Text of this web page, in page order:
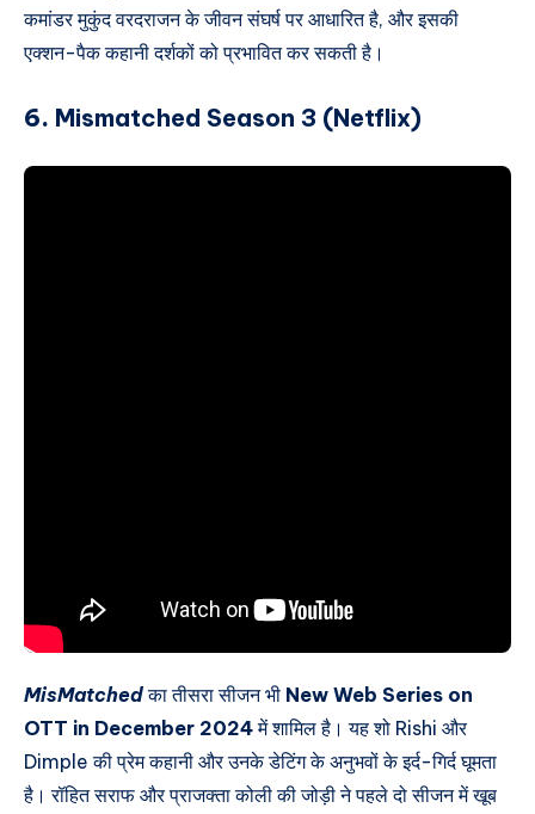
कमांडर मुकुंद वरदराजन के जीवन संघर्ष पर आधारित है, और इसकी
एक्शन-पैक कहानी दर्शकों को प्रभावित कर सकती है।
6. Mismatched Season 3 (Netflix)
MisMatched का तीसरा सीजन भी New Web Series on
OTT in December 2024में शामिल है। यह शो Rishi और
Dimple की प्रेम कहानी और उनके डेटिंग के अनुभवों के इर्द-गिर्द घूमता
है। रॉहित सराफ और प्राजक्ता कोली की जोड़ी ने पहले दो सीजन में खूब